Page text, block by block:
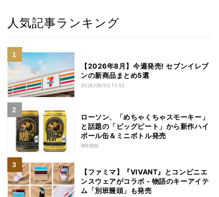
人気記事ランキング
【2026年8月】今週発売! セブンイレブ
ンの新商品まとめ5選
2026/08/05 11:52
ローソン、「めちゃくちゃスモーキー」
と話題の「ビッグピート」から新作ハイ
ボール缶＆ミニボトル発売
9時間前
【ファミマ】『VIVANT』とコンビニエ
ンスウェアがコラボ - 物語のキーアイテ
ム「別班饅頭」も発売